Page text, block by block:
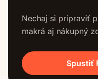
Nechaj si pripraviť
makrá aj nákupný
Spustiť